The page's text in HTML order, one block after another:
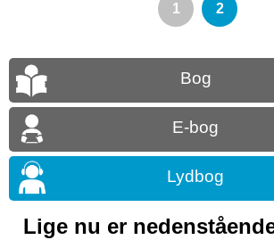
1 2
Bog
E-bog
Lydbog
Lige nu er